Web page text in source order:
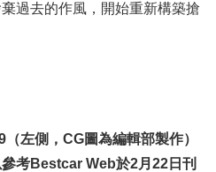
過去的作風，開始重新構築搶
左側，CG圖為編輯部製作）
考Bestcar Web於2月22日刊